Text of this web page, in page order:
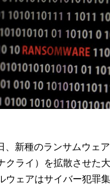
、新種のランサムウェ
クライ）を拡散させた
ウェアはサイバー犯罪